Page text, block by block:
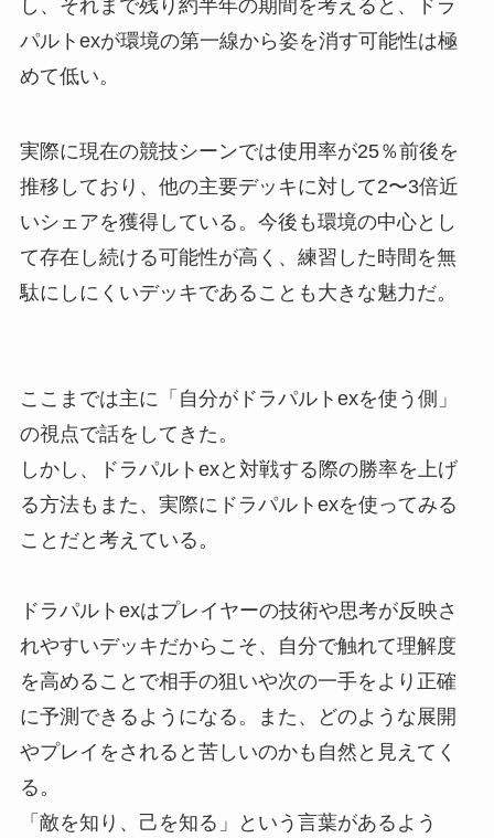
し、それまで残り約半年の期間を考えると、ドラ
パルトexが環境の第一線から姿を消す可能性は極
めて低い。
実際に現在の競技シーンでは使用率が25％前後を
推移しており、他の主要デッキに対して2〜3倍近
いシェアを獲得している。今後も環境の中心とし
て存在し続ける可能性が高く、練習した時間を無
駄にしにくいデッキであることも大きな魅力だ。
ここまでは主に「自分がドラパルトexを使う側」
の視点で話をしてきた。
しかし、ドラパルトexと対戦する際の勝率を上げ
る方法もまた、実際にドラパルトexを使ってみる
ことだと考えている。
ドラパルトexはプレイヤーの技術や思考が反映さ
れやすいデッキだからこそ、自分で触れて理解度
を高めることで相手の狙いや次の一手をより正確
に予測できるようになる。また、どのような展開
やプレイをされると苦しいのかも自然と見えてく
る。
「敵を知り、己を知る」という言葉があるよう